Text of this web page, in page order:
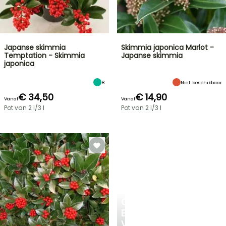
EEN
Japanse skimmia
Temptation - Skimmia
japonica
8
Vanaf€ 34,50
Pot van 2 l/3 l
Skimmia japonica Marlot -
Japanse skimmia
Niet beschikbaar
Vanaf€ 14,90
Pot van 2 l/3 l